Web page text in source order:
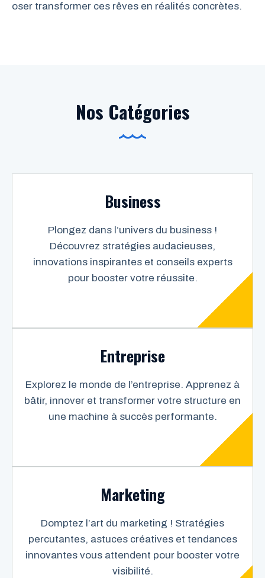
oser transformer ces rêves en réalités concrètes.
Nos Catégories
Business
Plongez dans l’univers du business !
Découvrez stratégies audacieuses,
innovations inspirantes et conseils experts
pour booster votre réussite.
Entreprise
Explorez le monde de l’entreprise. Apprenez à
bâtir, innover et transformer votre structure en
une machine à succès performante.
Marketing
Domptez l’art du marketing ! Stratégies
percutantes, astuces créatives et tendances
innovantes vous attendent pour booster votre
visibilité.